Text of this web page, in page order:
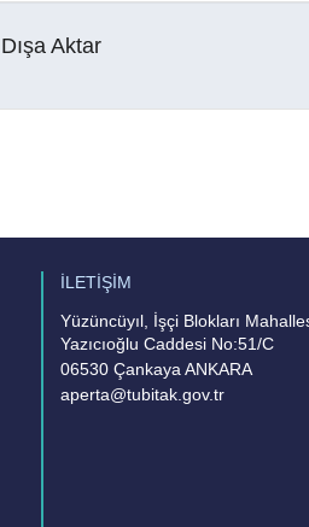
Dışa Aktar
İLETİŞİM
Yüzüncüyıl, İşçi Blokları
Yazıcıoğlu Caddesi No:51/C
06530 Çankaya ANKARA
aperta@tubitak.gov.tr